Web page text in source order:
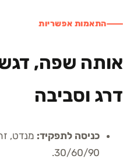
התאמות אפשריות
אותה שפה,
דרג וסביבה
כניסה לתפקיד: מנדט,
30/60/90.